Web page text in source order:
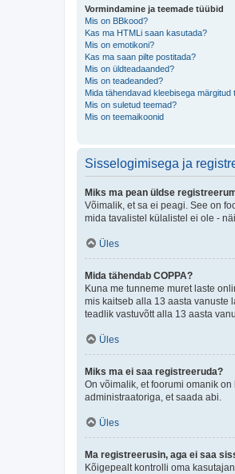
Vormindamine ja teemade tüübid
Mis on BBkood?
Kas ma HTMLi saan kasutada?
Mis on emotikoni?
Kas ma saan pilte postitada?
Mis on üldteadaanded?
Mis on teadeanded?
Mida tähendavad kleebisega märgitud
Mis on suletud teemad?
Mis on teemaikoonid
Sisselogimisega ja
Miks ma pean üldse
Võimalik, et sa ei peagi. See on
mida tavalistel külalistel ei ole -
Üles
Mida tähendab COPPA?
Kuna me tunneme muret laste
mis kaitseb alla 13 aasta vanuste
teadlik vastuvõtt alla 13 aasta
Üles
Miks ma ei saa registreeruda?
On võimalik, et foorumi omanik
administraatoriga, et saada abi.
Üles
Ma registreerusin, aga ei saa
Kõigepealt kontrolli oma